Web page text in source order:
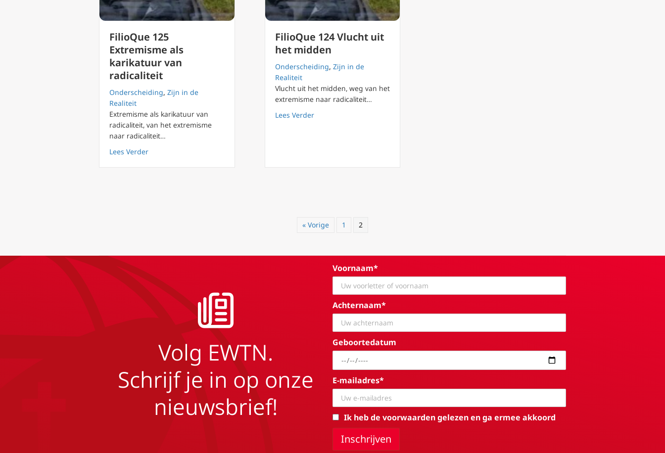
FilioQue 125
Extremisme als
karikatuur van
radicaliteit
Onderscheiding, Zijn in de
Realiteit
Extremisme als karikatuur van
radicaliteit, van het extremisme
naar radicaliteit…
Lees Verderabout FilioQue 125 Extremisme als karikatuur van radicaliteit
FilioQue 124 Vlucht uit
het midden
Onderscheiding, Zijn in de
Realiteit
Vlucht uit het midden, weg van het
extremisme naar radicaliteit…
Lees Verderabout FilioQue 124 Vlucht uit het midden
« Vorige 1 2
Volg EWTN.
Schrijf je in op onze
nieuwsbrief!
Voornaam*
Achternaam*
Geboortedatum
E-mailadres*
Ik heb de voorwaarden gelezen en ga ermee akkoord